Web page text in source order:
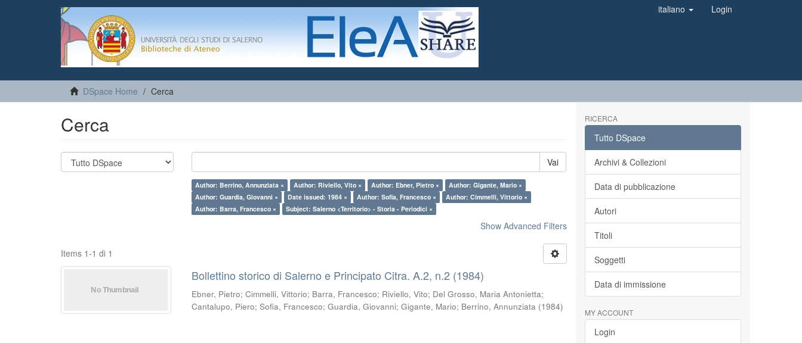
italiano Login
DSpace Home Cerca
Cerca
Vai
Author: Berrino, Annunziata × Author: Riviello, Vito × Author: Ebner, Pietro ×
Author: Gigante, Mario ×
Author: Guardia, Giovanni ×
Date issued: 1984 × Author: Sofia, Francesco ×
Author: Cimmelli, Vittorio ×
Author: Barra, Francesco ×
Subject: Salerno <Territorio> - Storia - Periodici ×
Show Advanced Filters
Items 1-1 di 1
Bollettino storico di Salerno e Principato Citra. A.2, n.2 (1984)
Ebner, Pietro;Cimmelli, Vittorio; Barra, Francesco; Riviello, Vito; Del Grosso, Maria Antonietta;
Cantalupo, Piero;Sofia, Francesco;Guardia, Giovanni;Gigante, Mario; Berrino, Annunziata (1984)
RICERCA
Tutto DSpace
Archivi & Collezioni
Data di pubblicazione
Autori
Titoli
Soggetti
Data di immissione
MY ACCOUNT
Login